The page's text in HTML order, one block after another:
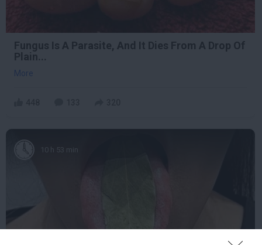
Fungus Is A Parasite, And It Dies From A Drop Of
Plain...
More
10 h 53 min